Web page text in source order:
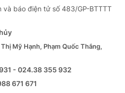
và báo điện tử số 483/GP-BTTTT
Mỹ Hạnh, Phạm Quốc Thắng,
- 024.38 355 932
671 671